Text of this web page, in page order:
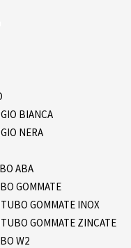
BIANCA
NERA
ABA
GOMMATE
GOMMATE INOX
GOMMATE ZINCATE
W2